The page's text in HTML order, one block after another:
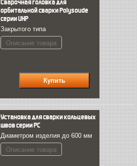
Сварочная головка для
орбитальной сварки Polysoude
серии UHP
Закрытого типа
Описание товара
Установка для сварки кольцевых
швов серии PC
Диаметром изделия до 600 мм
Описание товара